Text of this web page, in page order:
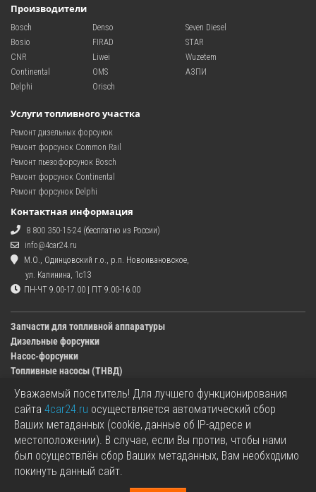
Производители
Bosch
Bosio
CNR
Continental
Delphi
Denso
FIRAD
Liwei
OMS
Orisch
Seven Diesel
STAR
Wuzetem
АЗПИ
Услуги топливного участка
Ремонт дизельных форсунок
Ремонт форсунок Common Rail
Ремонт пьезофорсунок Bosch
Ремонт форсунок Continental
Ремонт форсунок Delphi
Контактная информация
8 800 350-15-24 (бесплатно из России)
info@4car24.ru
М.О., Одинцовский г.о., р.п. Новоивановское,
ул. Калинина, 1с13
ПН-ЧТ 9.00-17.00 | ПТ 9.00-16.00
Запчасти для топливной аппаратуры
Дизельные форсунки
Насос-форсунки
Топливные насосы (ТНВД)
Изображения деталей, представленных в каталоге на сайте, могут отличаться от
оригиналов.
Информация о цене запчасти, указанная в каталоге на сайте, может отличаться от
фактической к моменту оформления заказа.
Все используемые товарные знаки являются собственностью их владельцев.
Названия марок, бренды и логотипы используются исключительно в
Уважаемый посетитель! Для лучшего функционирования
сайта 4car24.ru осуществляется автоматический сбор
Ваших метаданных (cookie, данные об IP-адресе и
местоположении). В случае, если Вы против, чтобы нами
был осуществлён сбор Ваших метаданных, Вам необходимо
покинуть данный сайт.